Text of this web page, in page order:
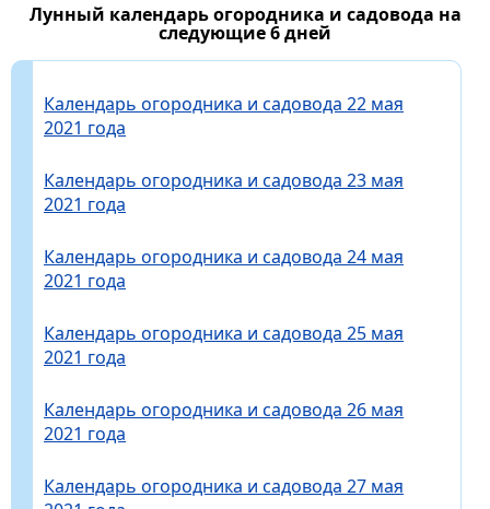
Лунный календарь огородника и садовода на
следующие 6 дней
Календарь огородника и садовода 22 мая
2021 года
Календарь огородника и садовода 23 мая
2021 года
Календарь огородника и садовода 24 мая
2021 года
Календарь огородника и садовода 25 мая
2021 года
Календарь огородника и садовода 26 мая
2021 года
Календарь огородника и садовода 27 мая